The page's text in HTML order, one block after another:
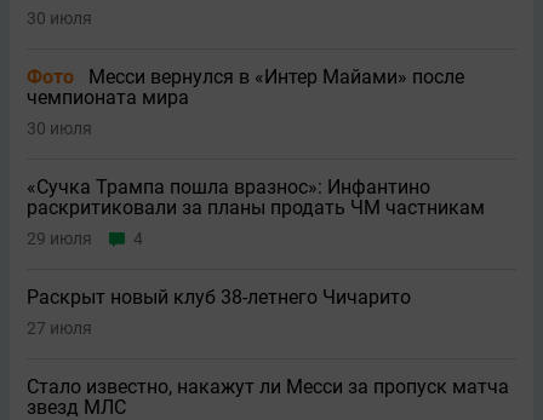
30 июля
Фото
Месси вернулся в «Интер Майами» после
чемпионата мира
30 июля
«Сучка Трампа пошла вразнос»: Инфантино
раскритиковали за планы продать ЧМ частникам
29 июля 4
Раскрыт новый клуб 38-летнего Чичарито
27 июля
Стало известно, накажут ли Месси за пропуск матча
звезд МЛС